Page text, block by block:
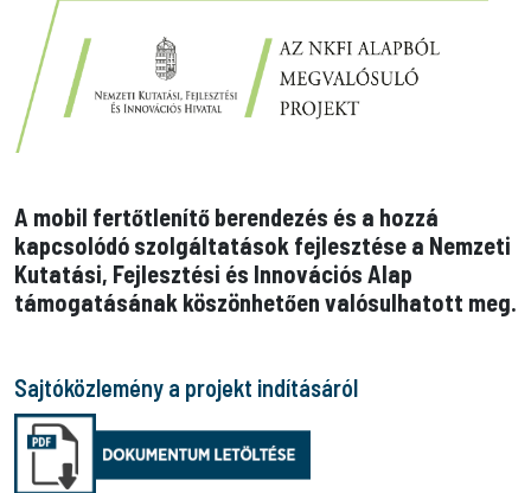
A mobil fertőtlenítő berendezés és a hozzá
kapcsolódó szolgáltatások fejlesztése a Nemzeti
Kutatási, Fejlesztési és Innovációs Alap
támogatásának köszönhetően valósulhatott meg.
Sajtóközlemény a projekt indításáról